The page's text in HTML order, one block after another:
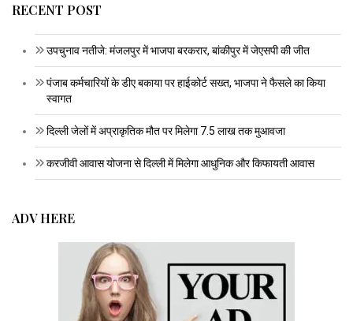
RECENT POST
उपचुनाव नतीजे: मंजलपुर में भाजपा बरकरार, बांकीपुर में जेएसपी की जीत
पंजाब कर्मचारियों के डीए बकाया पर हाईकोर्ट सख्त, भाजपा ने फैसले का किया
स्वागत
दिल्ली जेलों में अप्राकृतिक मौत पर मिलेगा 7.5 लाख तक मुआवजा
करजीवी आवास योजना से दिल्ली में मिलेगा आधुनिक और किफायती आवास
ADV HERE